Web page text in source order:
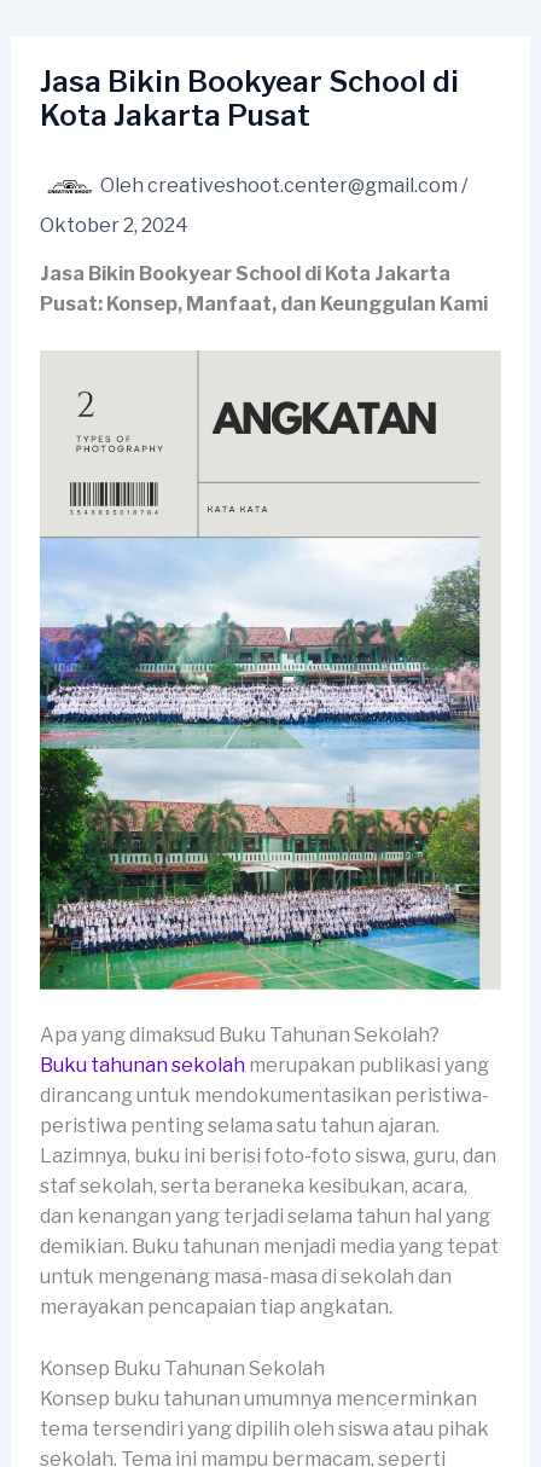
kontenJasa Bikin Bookyear School di
Kota Jakarta Pusat
Oleh creativeshoot.center@gmail.com /
Oktober 2, 2024
Jasa Bikin Bookyear School di Kota Jakarta
Pusat: Konsep, Manfaat, dan Keunggulan Kami
Apa yang dimaksud Buku Tahunan Sekolah?
Buku tahunan sekolahmerupakan publikasi yang
dirancang untuk mendokumentasikan peristiwa-
peristiwa penting selama satu tahun ajaran.
Lazimnya, buku ini berisi foto-foto siswa, guru, dan
staf sekolah, serta beraneka kesibukan, acara,
dan kenangan yang terjadi selama tahun hal yang
demikian. Buku tahunan menjadi media yang tepat
untuk mengenang masa-masa di sekolah dan
merayakan pencapaian tiap angkatan.
Konsep Buku Tahunan Sekolah
Konsep buku tahunan umumnya mencerminkan
tema tersendiri yang dipilih oleh siswa atau pihak
sekolah. Tema ini mampu bermacam, seperti